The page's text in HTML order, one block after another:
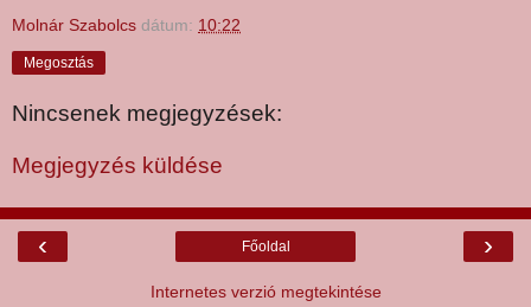
Molnár Szabolcs dátum: 10:22
Megosztás
Nincsenek megjegyzések:
Megjegyzés küldése
‹ ›
Főoldal
Internetes verzió megtekintése